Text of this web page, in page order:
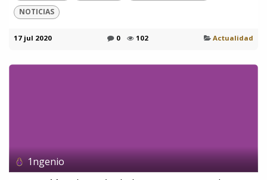
NOTICIAS
17 jul 2020 0 102 Actualidad
1ngenio